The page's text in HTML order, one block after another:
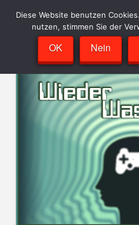
Diese Website benutzen
nutzen, stimmen Sie der
OK Nein